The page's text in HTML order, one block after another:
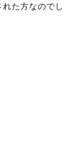
た方なのでし